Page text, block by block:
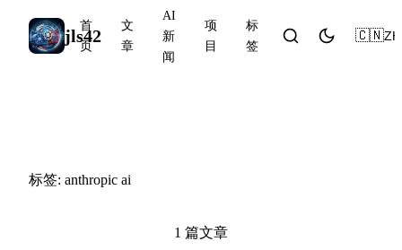
jls42
首
页
文
章
AI
新
闻
项
目
标
签
🇨🇳ZH
标签: anthropic ai
1 篇文章